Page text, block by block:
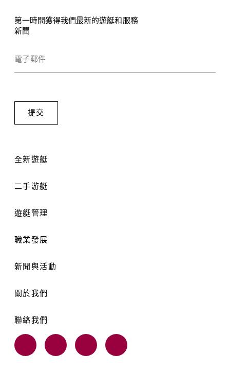
第一時間獲得我們最新的遊艇和服務
新聞
全新遊艇
二手游艇
遊艇管理
職業發展
新聞與活動
關於我們
聯絡我們